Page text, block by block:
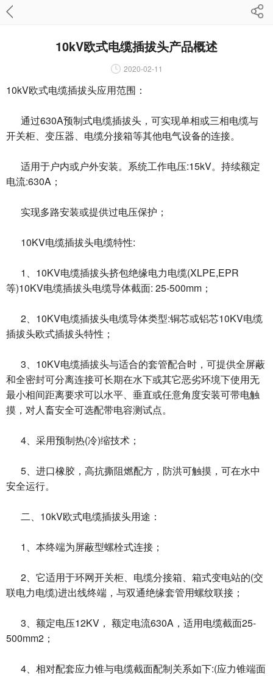
10kV欧式电缆插拔头产品概述
2020-02-11
10kV欧式电缆插拔头应用范围：
通过630A预制式电缆插拔头，可实现单相或三相电缆与
开关柜、变压器、电缆分接箱等其他电气设备的连接。
适用于户内或户外安装。系统工作电压:15kV。持续额定
电流:630A；
实现多路安装或提供过电压保护；
10KV电缆插拔头电缆特性:
1、10KV电缆插拔头挤包绝缘电力电缆(XLPE,EPR
等)10KV电缆插拔头电缆导体截面: 25-500mm；
2、10KV电缆插拔头电缆导体类型:铜芯或铝芯10KV电缆
插拔头欧式插拔头特性；
3、10KV电缆插拔头与适合的套管配合时，可提供全屏蔽
和全密封可分离连接可长期在水下或其它恶劣环境下使用无
最小相间距离要求可以水平、垂直或任意角度安装可带电触
摸，对人畜安全可选配带电容测试点。
4、采用预制热(冷)缩技术；
5、进口橡胶，高抗撕阻燃配方，防洪可触摸，可在水中
安全运行。
二、10kV欧式电缆插拔头用途：
1、本终端为屏蔽型螺栓式连接；
2、它适用于环网开关柜、电缆分接箱、箱式变电站的(交
联电力电缆)进出线终端，与双通绝缘套管用螺纹联接；
3、额定电压12KV， 额定电流630A，适用电缆截面25-
500mm2；
4、相对配套应力锥与电缆截面配制关系如下:(应力锥端面